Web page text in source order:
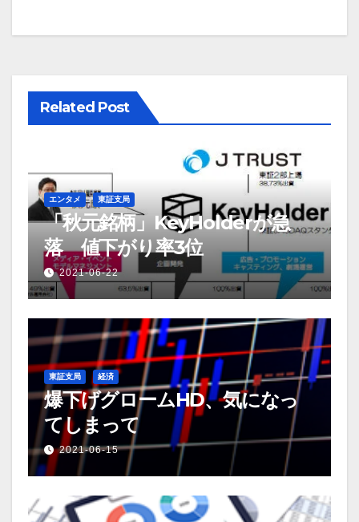
ビ
ー
ョ
ン
Related Post
エンタメ 東証支局
「秋元銘柄」KeyHolderが急
落 値下がり率3位
2021-06-22
東証支局 経済
爆下げグロームHD、気になっ
てしまって
2021-06-15